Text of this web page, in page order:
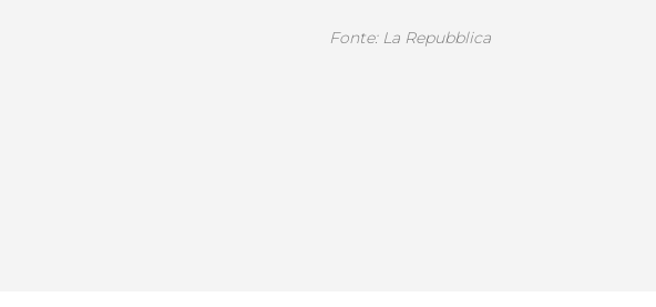
Fonte: La Repubblica